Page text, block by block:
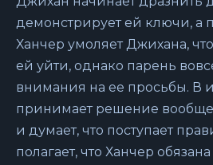
демонстрирует ей ключи, а
Ханчер умоляет Джихана,
ей уйти, однако парень
внимания на ее просьбы. В
принимает решение
и думает, что поступает
полагает, что Ханчер